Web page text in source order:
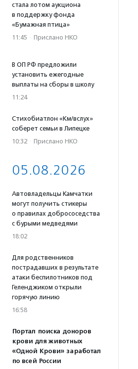
стала лотом аукциона
в поддержку фонда
«Бумажная птица»
11:45 · Прислано НКО
В ОП РФ предложили
установить ежегодные
выплаты на сборы в школу
11:24
Стихобиатлон «Км/вслух»
соберет семьи в Липецке
10:32 · Прислано НКО
05.08.2026
Автовладельцы Камчатки
могут получить стикеры
о правилах добрососедства
с бурыми медведями
18:02
Для родственников
пострадавших в результате
атаки беспилотников под
Геленджиком открыли
горячую линию
16:58
Портал поиска доноров
крови для животных
«Одной Крови» заработал
по всей России